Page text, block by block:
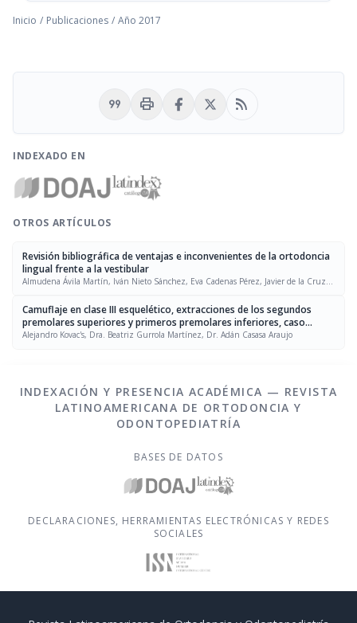
Inicio / Publicaciones / Año 2017
format_quote print rss_feed
INDEXADO EN
OTROS ARTÍCULOS
Revisión bibliográfica de ventajas e inconvenientes de la ortodoncia
lingual frente a la vestibular
Almudena Ávila Martín, Iván Nieto Sánchez, Eva Cadenas Pérez, Javier de la Cruz
Camuflaje en clase III esquelético, extracciones de los segundos
premolares superiores y primeros premolares inferiores, caso
clínico
Alejandro Kovac's, Dra. Beatriz Gurrola Martínez, Dr. Adán Casasa Araujo
INDEXACIÓN Y PRESENCIA ACADÉMICA — REVISTA
LATINOAMERICANA DE ORTODONCIA Y
ODONTOPEDIATRÍA
BASES DE DATOS
DECLARACIONES, HERRAMIENTAS ELECTRÓNICAS Y REDES
SOCIALES